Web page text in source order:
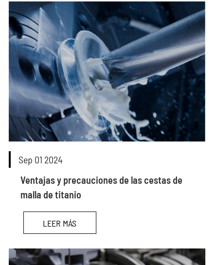
Sep 01 2024
Ventajas y precauciones de las cestas de
malla de titanio
LEER MÁS